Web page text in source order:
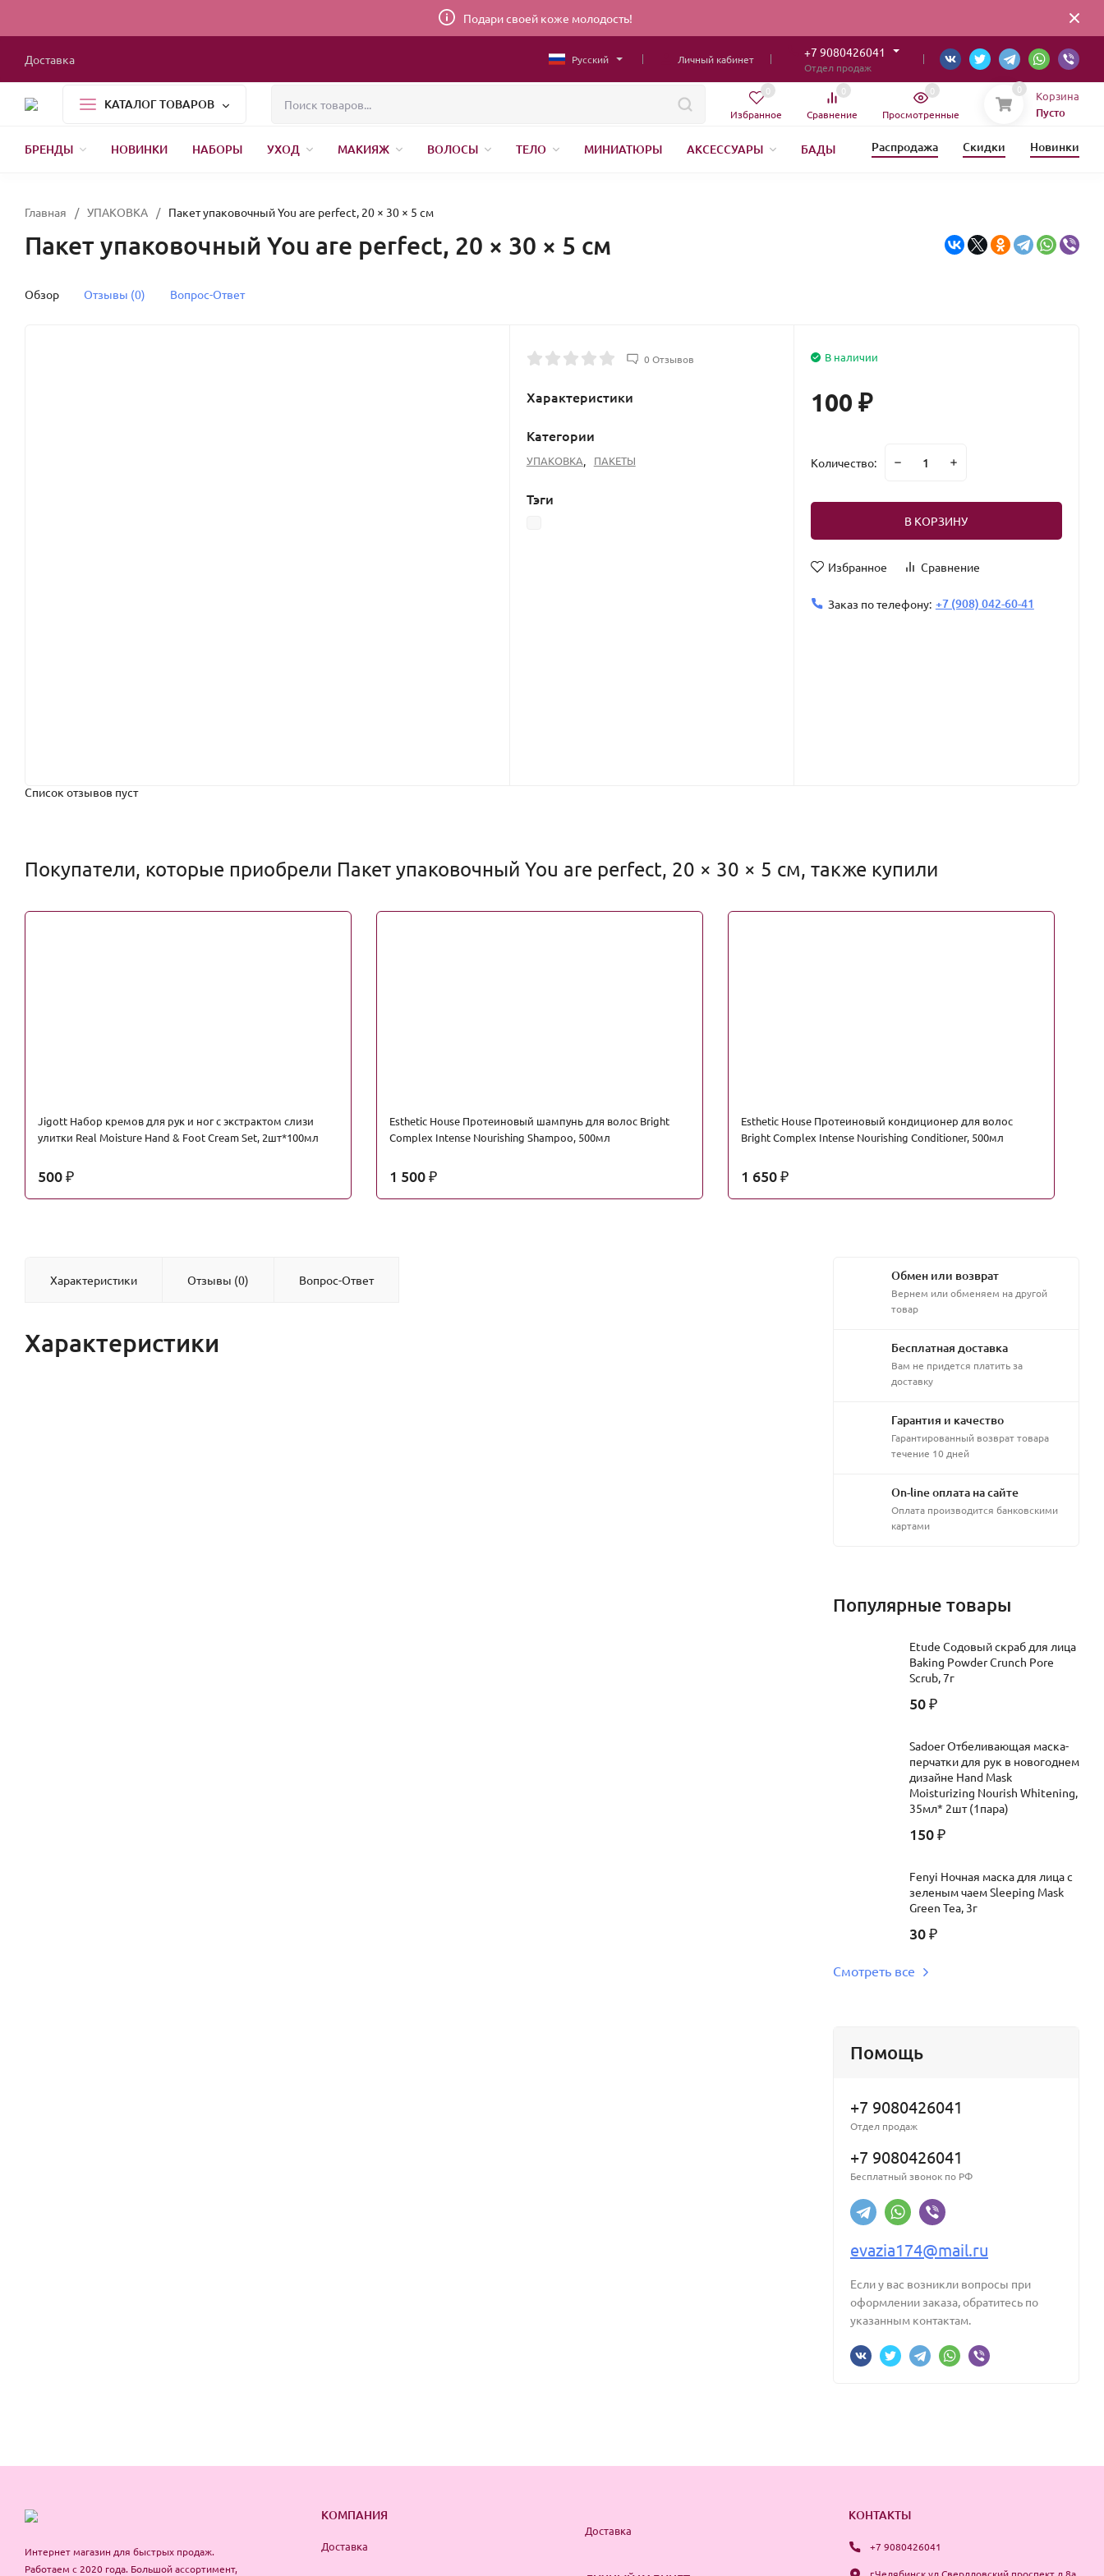
Подари своей коже молодость!
Доставка Русский Личный кабинет +7 9080426041
Отдел продаж
КАТАЛОГ ТОВАРОВ
Избранное
0
Сравнение
0
Просмотренные
0 0 Корзина
Пусто
БРЕНДЫ НОВИНКИ НАБОРЫ УХОД МАКИЯЖ ВОЛОСЫ ТЕЛО МИНИАТЮРЫ АКСЕССУАРЫ
БАДЫ
Распродажа Скидки Новинки
Главная / УПАКОВКА / Пакет упаковочный You are perfect, 20 × 30 × 5 см
Пакет упаковочный You are perfect, 20 × 30 × 5 см
Обзор Отзывы (0) Вопрос-Ответ
0 Отзывов
Характеристики
Категории
УПАКОВКА, ПАКЕТЫ
Тэги
В наличии
100 ₽
Количество:
В КОРЗИНУ
Избранное Сравнение
Заказ по телефону: +7 (908) 042-60-41
Список отзывов пуст
Покупатели, которые приобрели Пакет упаковочный You are perfect, 20 × 30 × 5 см, также купили
Jigott Набор кремов для рук и ног с экстрактом слизи
улитки Real Moisture Hand & Foot Cream Set, 2шт*100мл
500 ₽
Esthetic House Протеиновый шампунь для волос Bright
Complex Intense Nourishing Shampoo, 500мл
1 500 ₽
Esthetic House Протеиновый кондиционер для волос
Bright Complex Intense Nourishing Conditioner, 500мл
1 650 ₽
Характеристики Отзывы (0) Вопрос-Ответ
Характеристики
Обмен или возврат
Вернем или обменяем на другой
товар
Бесплатная доставка
Вам не придется платить за
доставку
Гарантия и качество
Гарантированный возврат товара
течение 10 дней
On-line оплата на сайте
Оплата производится банковскими
картами
Популярные товары
Etude Содовый скраб для лица
Baking Powder Crunch Pore
Scrub, 7г
50 ₽
Sadoer Отбеливающая маска-
перчатки для рук в новогоднем
дизайне Hand Mask
Moisturizing Nourish Whitening,
35мл* 2шт (1пара)
150 ₽
Fenyi Ночная маска для лица с
зеленым чаем Sleeping Mask
Green Tea, 3г
30 ₽
Смотреть все
Помощь
+7 9080426041
Отдел продаж
+7 9080426041
Бесплатный звонок по РФ
evazia174@mail.ru
Если у вас возникли вопросы при
оформлении заказа, обратитесь по
указанным контактам.
Интернет магазин для быстрых продаж.
Работаем с 2020 года. Большой ассортимент,
КОМПАНИЯ
Доставка
Доставка
КОНТАКТЫ
+7 9080426041
г.Челябинск ул.Свердловский проспект д.8а